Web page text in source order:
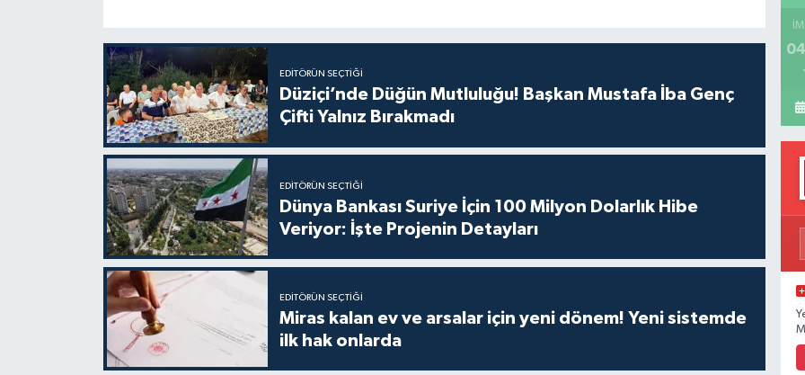
EDITÖRÜN SEÇTIĞI
Düziçi’nde Düğün Mutluluğu! Başkan Mustafa İba Genç
Çifti Yalnız Bırakmadı
EDITÖRÜN SEÇTIĞI
Dünya Bankası Suriye İçin 100 Milyon Dolarlık Hibe
Veriyor: İşte Projenin Detayları
EDITÖRÜN SEÇTIĞI
Miras kalan ev ve arsalar için yeni dönem! Yeni sistemde
ilk hak onlarda